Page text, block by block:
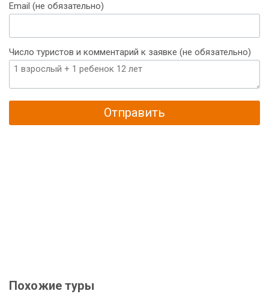
Email (не обязательно)
Число туристов и комментарий к заявке (не обязательно)
Отправить
Похожие туры